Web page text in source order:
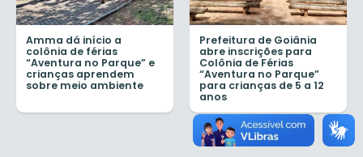
Amma dá início a
colônia de férias
“Aventura no Parque” e
crianças aprendem
sobre meio ambiente
Prefeitura de Goiânia
abre inscrições para
Colônia de Férias
“Aventura no Parque”
para crianças de 5 a 12
anos